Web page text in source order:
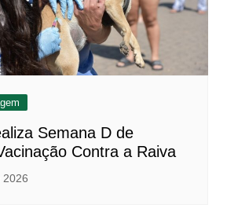
Semana D de
Contra a Raiva
2026